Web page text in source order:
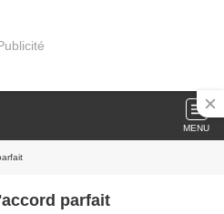
MENU
parfait